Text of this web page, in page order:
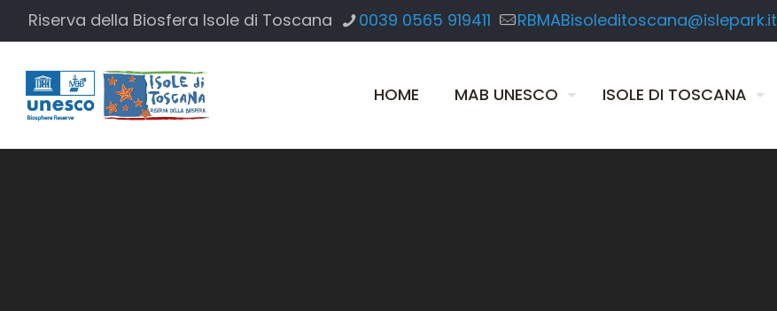
Riserva della Biosfera Isole di Toscana 0039 0565 919411 RBMABisoleditoscana@islepark.it
HOME MAB UNESCO ISOLE DI TOSCANA